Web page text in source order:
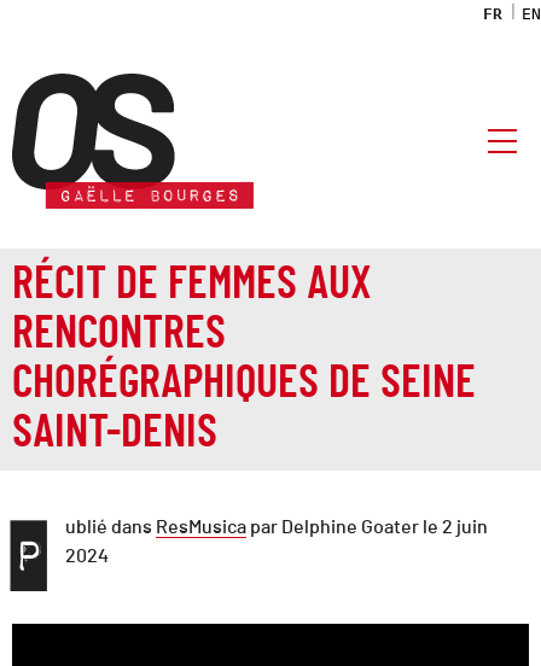
FR EN
RÉCIT DE FEMMES AUX
RENCONTRES
CHORÉGRAPHIQUES DE SEINE
SAINT-DENIS
P ublié dans ResMusica par Delphine Goater le 2 juin
2024